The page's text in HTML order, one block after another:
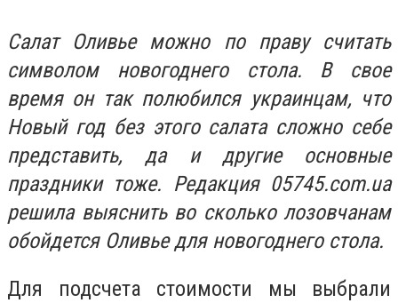
Салат Оливье можно по праву считать
символом новогоднего стола. В свое
время он так полюбился украинцам, что
Новый год без этого салата сложно себе
представить, да и другие основные
праздники тоже. Редакция 05745.com.ua
решила выяснить во сколько лозовчанам
обойдется Оливье для новогоднего стола.
Для подсчета стоимости мы выбрали